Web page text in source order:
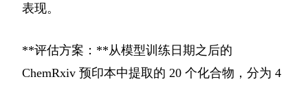
表现。
**评估方案：**从模型训练日期之后的
ChemRxiv 预印本中提取的 20 个化合物，分为 4